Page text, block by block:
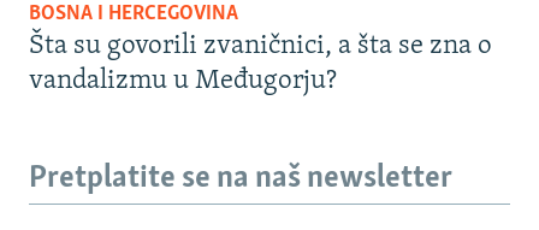
BOSNA I HERCEGOVINA
Šta su govorili zvaničnici, a šta se zna o
vandalizmu u Međugorju?
Pretplatite se na naš newsletter